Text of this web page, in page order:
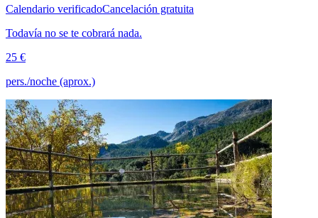
Calendario verificadoCancelación gratuita
Todavía no se te cobrará nada.
25 €
pers./noche (aprox.)